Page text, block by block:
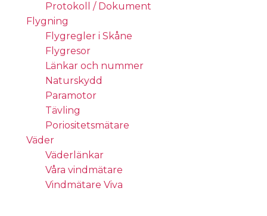
Protokoll / Dokument
Flygning
Flygregler i Skåne
Flygresor
Länkar och nummer
Naturskydd
Paramotor
Tävling
Poriositetsmätare
Väder
Väderlänkar
Våra vindmätare
Vindmätare Viva